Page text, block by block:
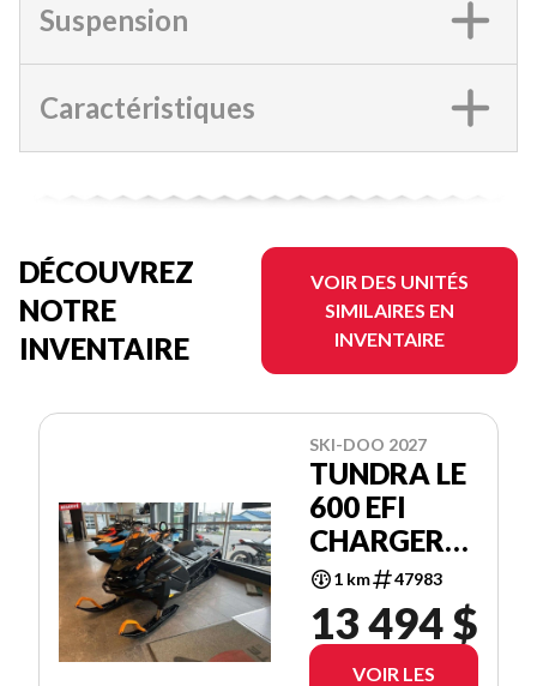
Suspension
Caractéristiques
DÉCOUVREZ
NOTRE
INVENTAIRE
VOIR DES UNITÉS
SIMILAIRES EN
INVENTAIRE
SKI-DOO 2027
TUNDRA LE
600 EFI
CHARGER
1.5''
1 km 47983
13 494 $
VOIR LES